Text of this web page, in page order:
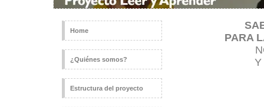
Home
¿Quiénes somos?
Estructura del proyecto
PARA
Y